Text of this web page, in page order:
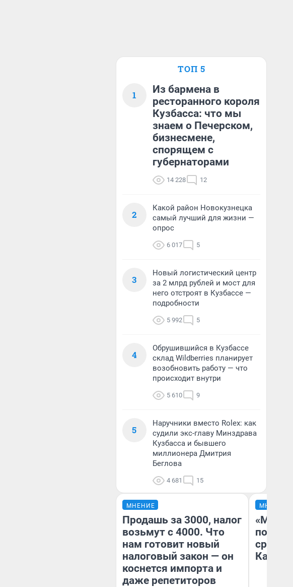
ТОП 5
1
Из бармена в
ресторанного короля
Кузбасса: что мы
знаем о Печерском,
бизнесмене,
спорящем с
губернаторами
14 228 12
2
Какой район Новокузнецка
самый лучший для жизни —
опрос
6 017 5
3
Новый логистический центр
за 2 млрд рублей и мост для
него отстроят в Кузбассе —
подробности
5 992 5
4
Обрушившийся в Кузбассе
склад Wildberries планирует
возобновить работу — что
происходит внутри
5 610 9
5
Наручники вместо Rolex: как
судили экс-главу Минздрава
Кузбасса и бывшего
миллионера Дмитрия
Беглова
4 681 15
МНЕНИЕ
Продашь за 3000, налог
возьмут с 4000. Что
нам готовит новый
налоговый закон — он
коснется импорта и
даже репетиторов
МНЕНИЕ